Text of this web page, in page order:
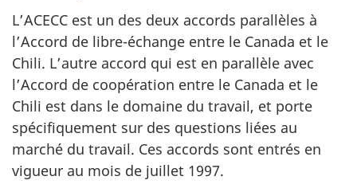
L’ACECC est un des deux accords parallèles à
l’Accord de libre-échange entre le Canada et le
Chili. L’autre accord qui est en parallèle avec
l’Accord de coopération entre le Canada et le
Chili est dans le domaine du travail, et porte
spécifiquement sur des questions liées au
marché du travail. Ces accords sont entrés en
vigueur au mois de juillet 1997.